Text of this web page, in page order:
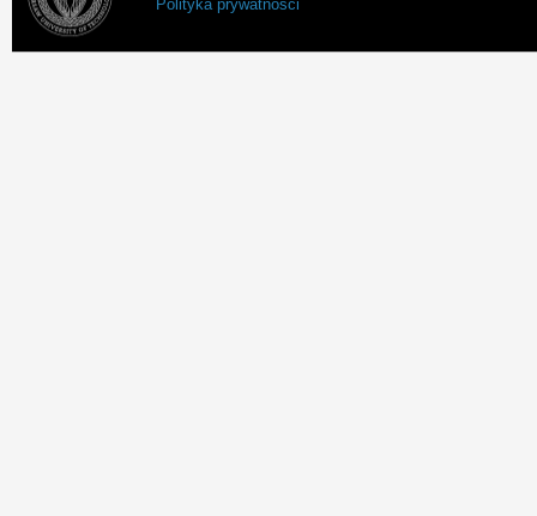
Polityka prywatności